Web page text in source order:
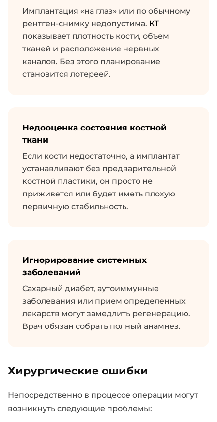
Имплантация «на глаз» или по обычному
рентген-снимку недопустима. КТ
показывает плотность кости, объем
тканей и расположение нервных
каналов. Без этого планирование
становится лотереей.
Недооценка состояния костной
ткани
Если кости недостаточно, а имплантат
устанавливают без предварительной
костной пластики, он просто не
приживется или будет иметь плохую
первичную стабильность.
Игнорирование системных
заболеваний
Сахарный диабет, аутоиммунные
заболевания или прием определенных
лекарств могут замедлить регенерацию.
Врач обязан собрать полный анамнез.
Хирургические ошибки
Непосредственно в процессе операции могут
возникнуть следующие проблемы: